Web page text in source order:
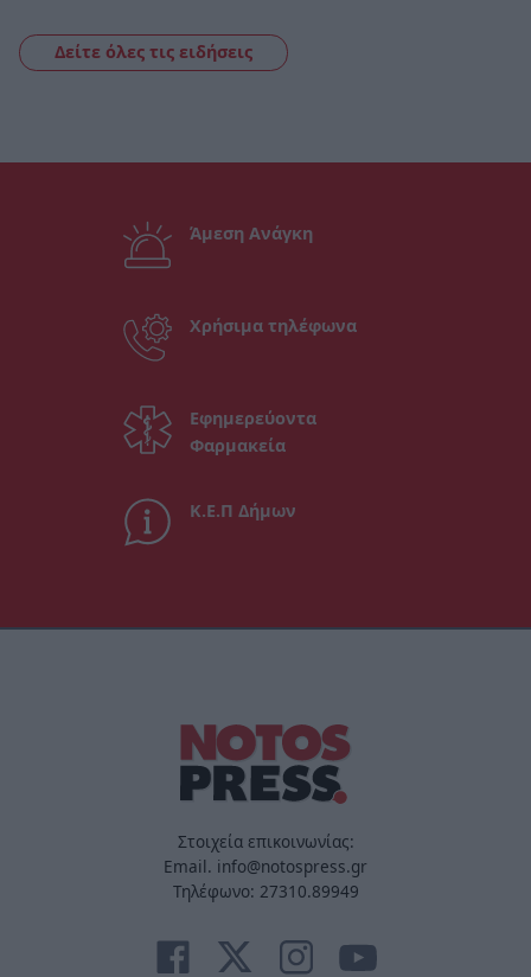
Δείτε όλες τις ειδήσεις
Άμεση Ανάγκη
Χρήσιμα τηλέφωνα
Εφημερεύοντα
Φαρμακεία
Κ.Ε.Π Δήμων
Στοιχεία επικοινωνίας:
Email. info@notospress.gr
Τηλέφωνο: 27310.89949